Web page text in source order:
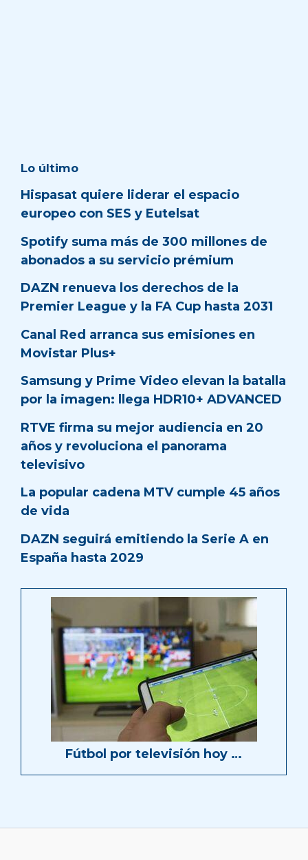
Lo último
Hispasat quiere liderar el espacio
europeo con SES y Eutelsat
Spotify suma más de 300 millones de
abonados a su servicio prémium
DAZN renueva los derechos de la
Premier League y la FA Cup hasta 2031
Canal Red arranca sus emisiones en
Movistar Plus+
Samsung y Prime Video elevan la batalla
por la imagen: llega HDR10+ ADVANCED
RTVE firma su mejor audiencia en 20
años y revoluciona el panorama
televisivo
La popular cadena MTV cumple 45 años
de vida
DAZN seguirá emitiendo la Serie A en
España hasta 2029
Fútbol por televisión hoy …